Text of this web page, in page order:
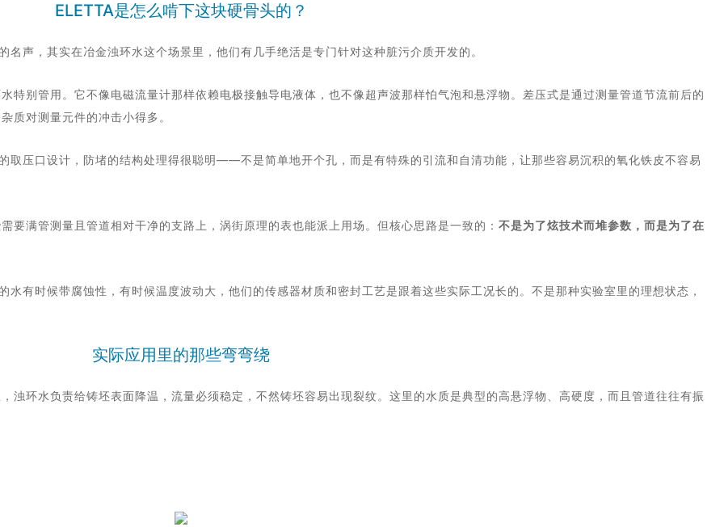
ELETTA是怎么啃下这块硬骨头的？
声，其实在冶金浊环水这个场景里，他们有几手绝活是专门针对这种脏污介质开发的。
特别管用。它不像电磁流量计那样依赖电极接触导电液体，也不像超声波那样怕气泡和悬浮物。差压式是通过测量管道节流前后的
质对测量元件的冲击小得多。
取压口设计，防堵的结构处理得很聪明——不是简单地开个孔，而是有特殊的引流和自清功能，让那些容易沉积的氧化铁皮不容易
要满管测量且管道相对干净的支路上，涡街原理的表也能派上用场。但核心思路是一致的： 不是为了炫技术而堆参数，而是为了在
有时候带腐蚀性，有时候温度波动大，他们的传感器材质和密封工艺是跟着这些实际工况长的。不是那种实验室里的理想状态，
实际应用里的那些弯弯绕
浊环水负责给铸坯表面降温，流量必须稳定，不然铸坯容易出现裂纹。这里的水质是典型的高悬浮物、高硬度，而且管道往往有振